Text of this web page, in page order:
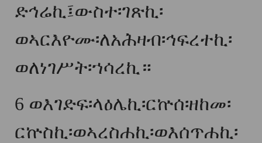
ድኅሬኪ፤ውስተ፡ገጽኪ፡
ወኣርእዮሙ፡ለአሕዛብ፡ኅፍረተኪ፡
ወለነገሥት፡ኀሳረኪ።
6 ወእገድፍ፡ላዕሌኪ፡ርኵሰ፡ዘከመ፡
ርኵስኪ፡ወኣረስሐኪ፡ወእሰጥሐኪ፡